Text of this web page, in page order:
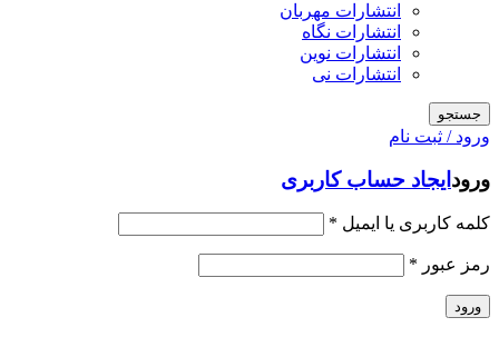
انتشارات مهربان
انتشارات نگاه
انتشارات نوین
انتشارات نی
جستجو
ورود / ثبت نام
ورود ایجاد حساب کاربری
کلمه کاربری یا ایمیل *
رمز عبور *
ورود